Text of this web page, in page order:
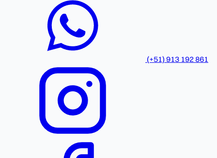
(+51) 913 192 861